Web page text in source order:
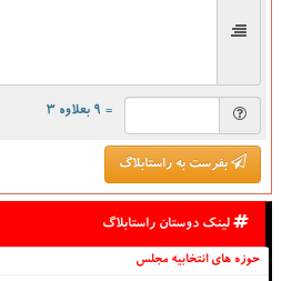
= ۹ بعلاوه ۳
بفرست به راستابلاگ
لینک دوستان راستابلاگ
حوزه های انتخابیه مجلس